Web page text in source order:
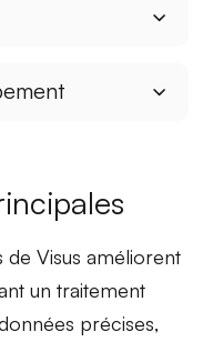
de Visus améliorent
untraitement
précises,